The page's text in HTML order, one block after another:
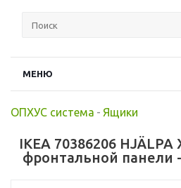
МЕНЮ
ОПХУС система - Ящики
IKEA 70386206
фронтальной панели